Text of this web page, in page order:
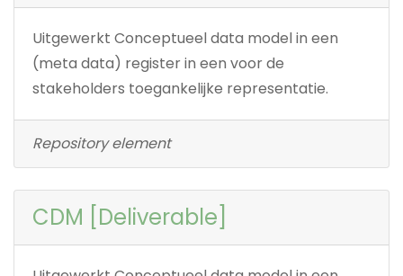
Uitgewerkt Conceptueel data model in een
(meta data) register in een voor de
stakeholders toegankelijke representatie.
Repository element
CDM [Deliverable]